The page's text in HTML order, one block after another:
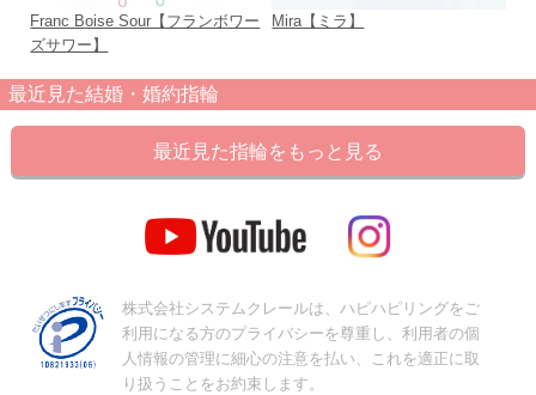
Franc Boise Sour【フランボワー
ズサワー】
Mira【ミラ】
最近見た結婚・婚約指輪
最近見た指輪をもっと見る
株式会社システムクレールは、ハピハピリングをご
利用になる方のプライバシーを尊重し、利用者の個
人情報の管理に細心の注意を払い、これを適正に取
り扱うことをお約束します。